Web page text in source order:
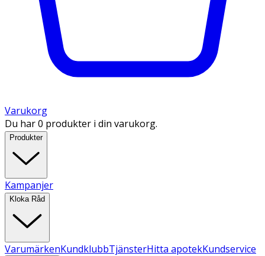
Varukorg
Du har 0 produkter i din varukorg.
Produkter
Kampanjer
Kloka Råd
VarumärkenKundklubbTjänsterHitta apotekKundservice